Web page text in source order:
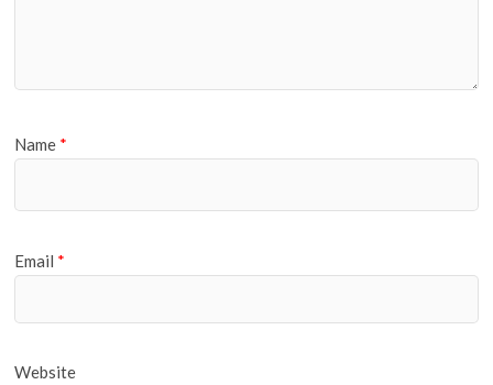
Name *
Email *
Website